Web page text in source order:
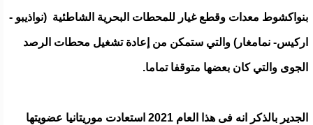
بنواكشوط معدات وقطع غيار للمحطات البحرية الشاطئية (نواذيبو -
اركيس- نمامغار) والتي ستمكن من إعادة تشغيل محطات الرصد
الجوى والتي كان بعضها متوقفا تماما.
الجدير بالذكر انه فى هذا العام 2021 استعادت موريتانيا عضويتها